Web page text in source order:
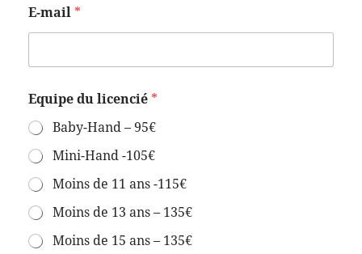
E
-
a
l
P
r
é
n
o
m
E-mail *
Equipe du licencié *
Baby-Hand – 95€
Mini-Hand -105€
Moins de 11 ans -115€
Moins de 13 ans – 135€
Moins de 15 ans – 135€